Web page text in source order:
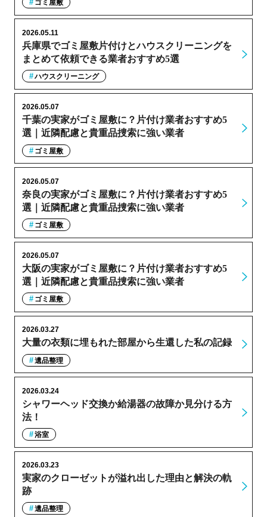
ゴミ屋敷
兵庫県でゴミ屋敷片付けとハウスクリーニングを
まとめて依頼できる業者おすすめ5選
2026.05.11
ハウスクリーニング
千葉の実家がゴミ屋敷に？片付け業者おすすめ5
選｜近隣配慮と貴重品捜索に強い業者
2026.05.07
ゴミ屋敷
奈良の実家がゴミ屋敷に？片付け業者おすすめ5
選｜近隣配慮と貴重品捜索に強い業者
2026.05.07
ゴミ屋敷
大阪の実家がゴミ屋敷に？片付け業者おすすめ5
選｜近隣配慮と貴重品捜索に強い業者
2026.05.07
ゴミ屋敷
大量の衣類に埋もれた部屋から生還した私の記録
2026.03.27
遺品整理
シャワーヘッド交換か給湯器の故障か見分ける方
法！
2026.03.24
浴室
実家のクローゼットが溢れ出した理由と解決の軌
跡
2026.03.23
遺品整理